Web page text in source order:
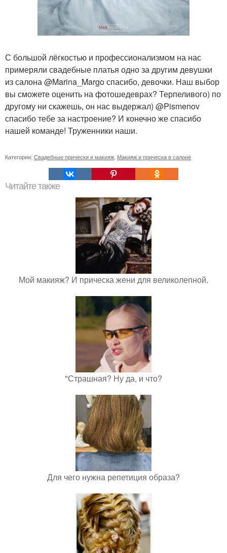
С большой лёгкостью и профессионализмом на нас
примеряли свадебные платья одно за другим девушки
из салона @Marina_Margo спасибо, девочки. Наш выбор
вы сможете оценить на фотошедеврах? Терпеливого) по
другому ни скажешь, он нас выдержал) @Pismenov
спасибо тебе за настроение? И конечно же спасибо
нашей команде! Труженники наши.
Категории: Свадебные прически и макияж Макияж и прическа в салоне
Читайте также
Мой макияж? И прическа жени для великолепной.
"Страшная? Ну да, и что?
Для чего нужна репетиция образа?